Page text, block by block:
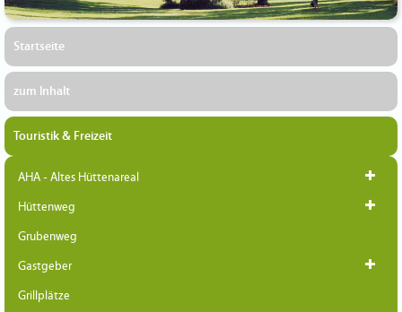
Startseite
zum Inhalt
Touristik & Freizeit
AHA - Altes Hüttenareal
Hüttenweg
Grubenweg
Gastgeber
Grillplätze